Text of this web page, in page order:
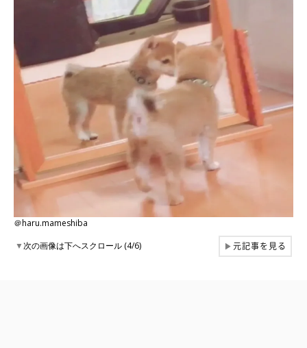
＠haru.mameshiba
▼次の画像は下へスクロール (4/6) ▶元記事を見る